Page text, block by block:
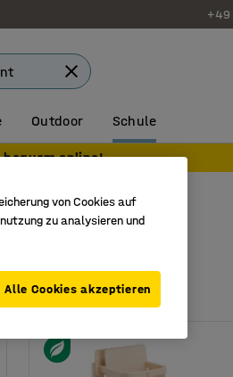
Outdoor Schule
bequem online!
von Cookies auf
zu analysieren und
Alle Cookies akzeptieren